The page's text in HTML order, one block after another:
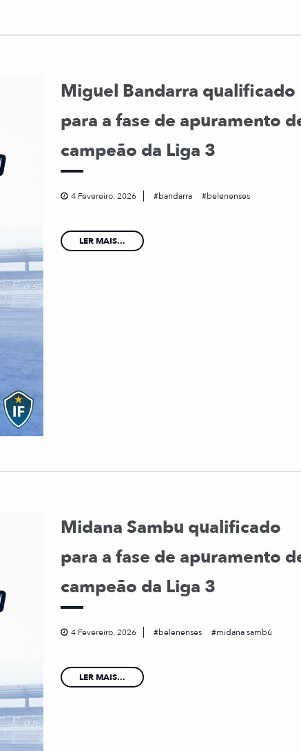
Miguel Bandarra qualificado
para a fase de apuramento
campeão da Liga 3
4 Fevereiro, 2026 bandarra belenenses
LER MAIS...
Midana Sambu qualificado
para a fase de apuramento
campeão da Liga 3
4 Fevereiro, 2026 belenenses midana sambú
LER MAIS...